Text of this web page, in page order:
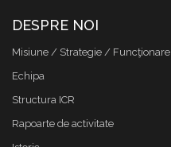
DESPRE NOI
Misiune / Strategie / Funcţionare
Echipa
Structura ICR
Rapoarte de activitate